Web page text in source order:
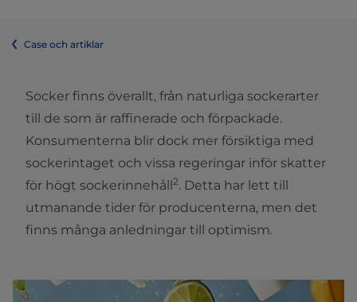
Case och artiklar
Socker finns överallt, från naturliga sockerarter
till de som är raffinerade och förpackade.
Konsumenterna blir dock mer försiktiga med
sockerintaget och vissa regeringar inför skatter
för högt sockerinnehåll2. Detta har lett till
utmanande tider för producenterna, men det
finns många anledningar till optimism.